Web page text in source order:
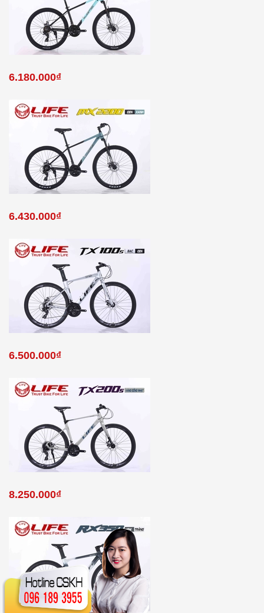
6.180.000₫
6.430.000₫
6.500.000₫
8.250.000₫